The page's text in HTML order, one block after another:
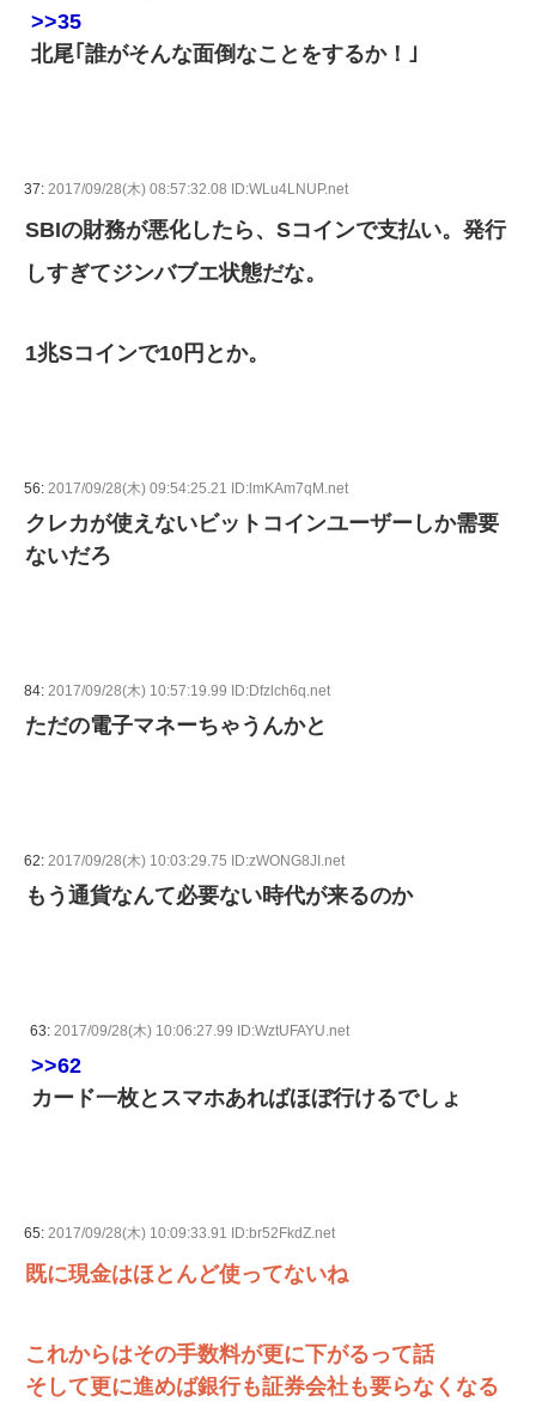
>>35
北尾｢誰がそんな面倒なことをするか！｣
37: 2017/09/28(木) 08:57:32.08 ID:WLu4LNUP.net
SBIの財務が悪化したら、Sコインで支払い。発行
しすぎてジンバブエ状態だな。
1兆Sコインで10円とか。
56: 2017/09/28(木) 09:54:25.21 ID:lmKAm7qM.net
クレカが使えないビットコインユーザーしか需要
ないだろ
84: 2017/09/28(木) 10:57:19.99 ID:Dfzlch6q.net
ただの電子マネーちゃうんかと
62: 2017/09/28(木) 10:03:29.75 ID:zWONG8JI.net
もう通貨なんて必要ない時代が来るのか
63: 2017/09/28(木) 10:06:27.99 ID:WztUFAYU.net
>>62
カード一枚とスマホあればほぼ行けるでしょ
65: 2017/09/28(木) 10:09:33.91 ID:br52FkdZ.net
既に現金はほとんど使ってないね
これからはその手数料が更に下がるって話
そして更に進めば銀行も証券会社も要らなくなる